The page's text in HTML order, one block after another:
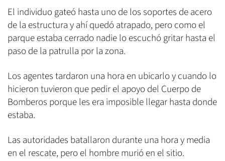
El individuo gateó hasta uno de los soportes de acero
de la estructura y ahí quedó atrapado, pero como el
parque estaba cerrado nadie lo escuchó gritar hasta el
paso de la patrulla por la zona.
Los agentes tardaron una hora en ubicarlo y cuando lo
hicieron tuvieron que pedir el apoyo del Cuerpo de
Bomberos porque les era imposible llegar hasta donde
estaba.
Las autoridades batallaron durante una hora y media
en el rescate, pero el hombre murió en el sitio.